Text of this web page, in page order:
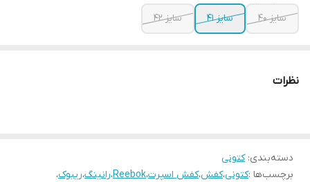
سایز ۴۰
سایز ۴۱ سایز ۴۲
نظرات
دسته‌بندی:کتونی
برچسب‌ها :کتونی،کفش،کفش اسپرت،Reebok،رانینگ،ریبوک،